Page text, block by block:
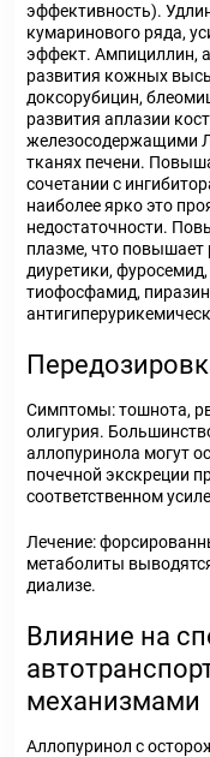
эффективность).
кумаринового ряда,
эффект. Ампициллин,
развития кожных
доксорубицин,
развития аплазии
железосодержащими
тканях печени.
сочетании с
наиболее ярко это
недостаточности.
плазме, что повышает
диуретики,
тиофосфамид,
Симптомы: тошнота,
олигурия.
аллопуринола могут
почечной экскреции
соответственном
Лечение:
метаболиты
диализе.
Влияние на
механизмами
Аллопуринол с